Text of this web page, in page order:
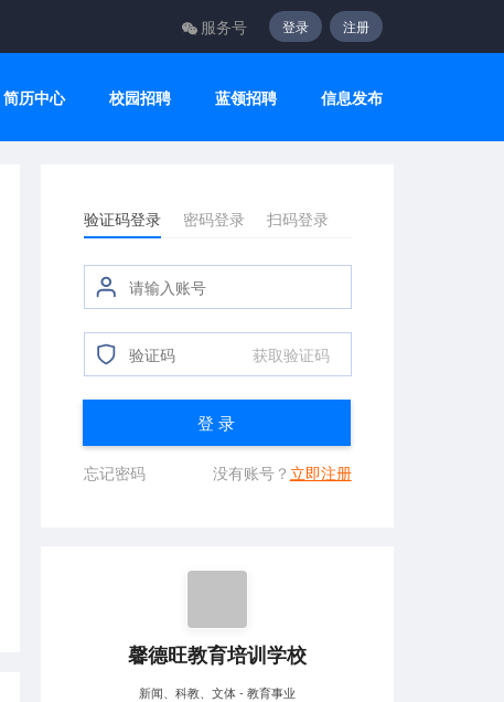
服务号 登录 注册
简历中心 校园招聘 蓝领招聘 信息发布
验证码登录 密码登录 扫码登录
获取验证码
登 录
忘记密码 没有账号？ 立即注册
馨德旺教育培训学校
新闻、科教、文体 - 教育事业